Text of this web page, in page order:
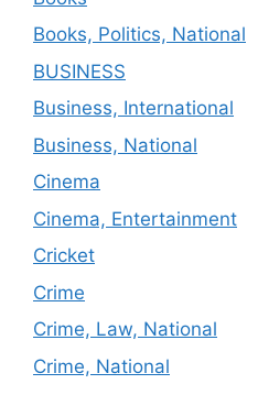
Books, Politics, National
BUSINESS
Business, International
Business, National
Cinema
Cinema, Entertainment
Cricket
Crime
Crime, Law, National
Crime, National